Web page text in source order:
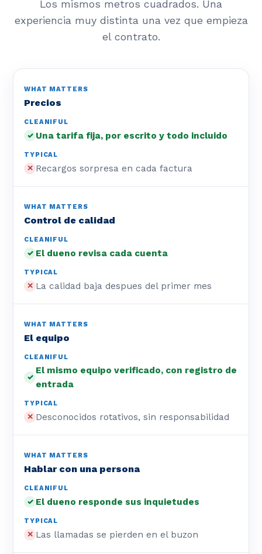
Los mismos metros cuadrados. Una
experiencia muy distinta una vez que empieza
el contrato.
Precios
✓ Una tarifa fija, por escrito y todo incluido
✕ Recargos sorpresa en cada factura
Control de calidad
✓ El dueno revisa cada cuenta
✕ La calidad baja despues del primer mes
El equipo
✓
El mismo equipo verificado, con registro de
entrada
✕ Desconocidos rotativos, sin responsabilidad
Hablar con una persona
✓ El dueno responde sus inquietudes
✕ Las llamadas se pierden en el buzon